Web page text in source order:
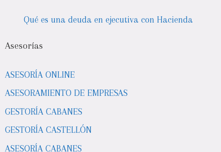
Qué es una deuda en ejecutiva con Hacienda
Asesorías
ASESORÍA ONLINE
ASESORAMIENTO DE EMPRESAS
GESTORÍA CABANES
GESTORÍA CASTELLÓN
ASESORÍA CABANES